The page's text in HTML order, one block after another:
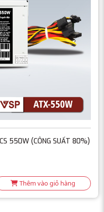
550W (CÔNG SUẤT 80%)
Thêm vào giỏ hàng